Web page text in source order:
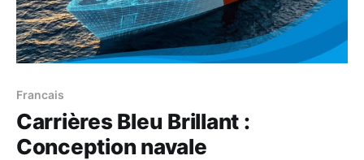
Francais
Carrières Bleu Brillant :
Conception navale